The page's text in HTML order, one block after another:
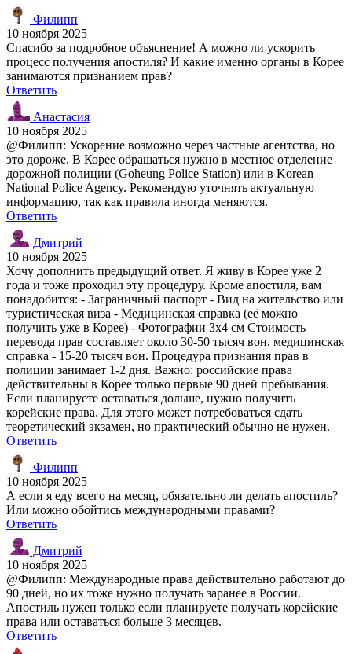
Филипп
10 ноября 2025
Спасибо за подробное объяснение! А можно ли ускорить
процесс получения апостиля? И какие именно органы в Корее
занимаются признанием прав?
Ответить
Анастасия
10 ноября 2025
@Филипп: Ускорение возможно через частные агентства, но
это дороже. В Корее обращаться нужно в местное отделение
дорожной полиции (Goheung Police Station) или в Korean
National Police Agency. Рекомендую уточнять актуальную
информацию, так как правила иногда меняются.
Ответить
Дмитрий
10 ноября 2025
Хочу дополнить предыдущий ответ. Я живу в Корее уже 2
года и тоже проходил эту процедуру. Кроме апостиля, вам
понадобится: - Заграничный паспорт - Вид на жительство или
туристическая виза - Медицинская справка (её можно
получить уже в Корее) - Фотографии 3x4 см Стоимость
перевода прав составляет около 30-50 тысяч вон, медицинская
справка - 15-20 тысяч вон. Процедура признания прав в
полиции занимает 1-2 дня. Важно: российские права
действительны в Корее только первые 90 дней пребывания.
Если планируете оставаться дольше, нужно получить
корейские права. Для этого может потребоваться сдать
теоретический экзамен, но практический обычно не нужен.
Ответить
Филипп
10 ноября 2025
А если я еду всего на месяц, обязательно ли делать апостиль?
Или можно обойтись международными правами?
Ответить
Дмитрий
10 ноября 2025
@Филипп: Международные права действительно работают до
90 дней, но их тоже нужно получать заранее в России.
Апостиль нужен только если планируете получать корейские
права или оставаться больше 3 месяцев.
Ответить